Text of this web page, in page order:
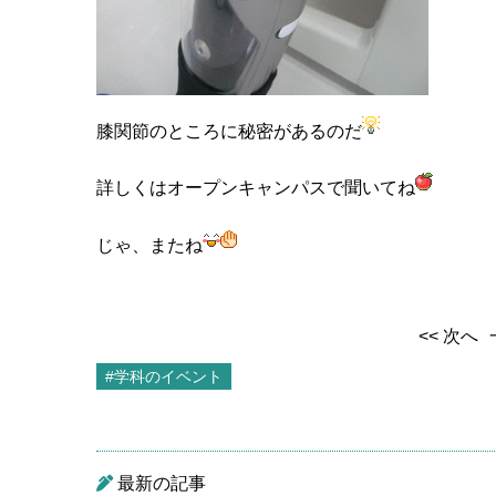
膝関節のところに秘密があるのだ
詳しくはオープンキャンパスで聞いてね
じゃ、またね
<< 次へ
#学科のイベント
最新の記事